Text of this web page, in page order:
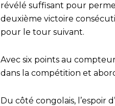
révélé suffisant pour
deuxième victoire
pour le tour suivant.
Avec six points au
dans la compétition et
Du côté congolais,